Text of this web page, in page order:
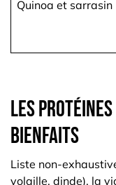
Quinoa et sarrasin
Les
bienfaits
Liste non-
volaille, dinde), la